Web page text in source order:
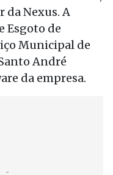
da Nexus. A
Esgoto de
Municipal de
André
da empresa.